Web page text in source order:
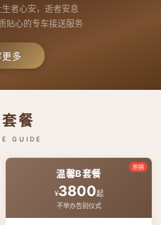
者心安，逝者安息
贴心的专车接送服务
多
餐
GUIDE
热销
温馨B套餐
¥3800起
不举办告别仪式